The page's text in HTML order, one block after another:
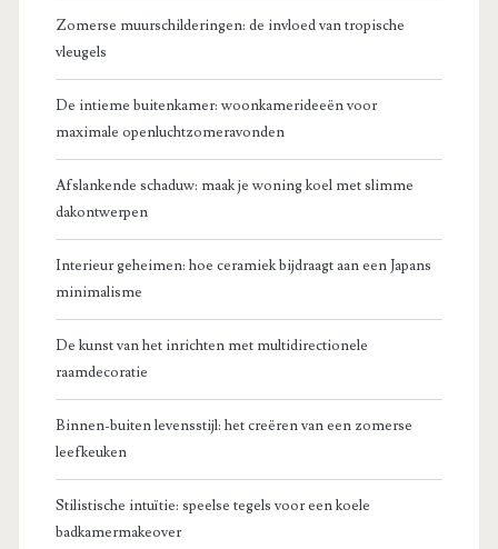
Zomerse muurschilderingen: de invloed van tropische
vleugels
De intieme buitenkamer: woonkamerideeën voor
maximale openluchtzomeravonden
Afslankende schaduw: maak je woning koel met slimme
dakontwerpen
Interieur geheimen: hoe ceramiek bijdraagt aan een Japans
minimalisme
De kunst van het inrichten met multidirectionele
raamdecoratie
Binnen-buiten levensstijl: het creëren van een zomerse
leefkeuken
Stilistische intuïtie: speelse tegels voor een koele
badkamermakeover